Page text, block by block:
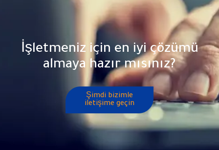
İşletmeniz için en iyi çözümü
almaya hazır mısınız?
Şimdi bizimle
iletişime geçin